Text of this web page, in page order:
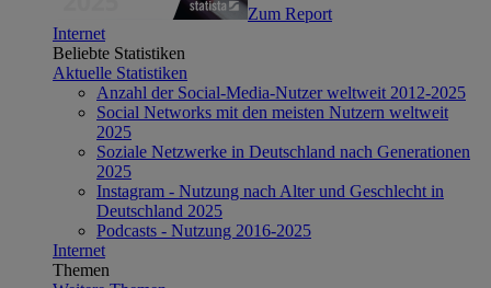
Zum Report
Internet
Beliebte Statistiken
Aktuelle Statistiken
Anzahl der Social-Media-Nutzer weltweit 2012-2025
Social Networks mit den meisten Nutzern weltweit
2025
Soziale Netzwerke in Deutschland nach Generationen
2025
Instagram - Nutzung nach Alter und Geschlecht in
Deutschland 2025
Podcasts - Nutzung 2016-2025
Internet
Themen